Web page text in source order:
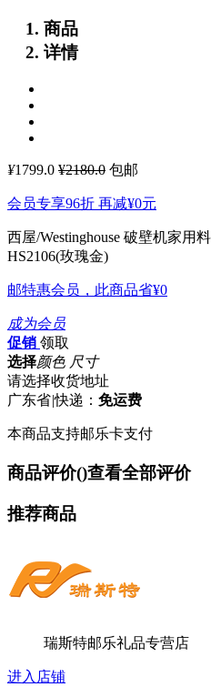
商品
详情
¥1799.0 ¥2180.0 包邮
会员专享96折 再减¥0元
西屋/Westinghouse 破壁机家用
HS2106(玫瑰金)
邮特惠会员，此商品省¥0
成为会员
促销 领取
选择颜色 尺寸
请选择收货地址
广东省|快递： 免运费
本商品支持邮乐卡支付
商品评价()查看全部评价
推荐商品
瑞斯特邮乐礼品专营店
进入店铺